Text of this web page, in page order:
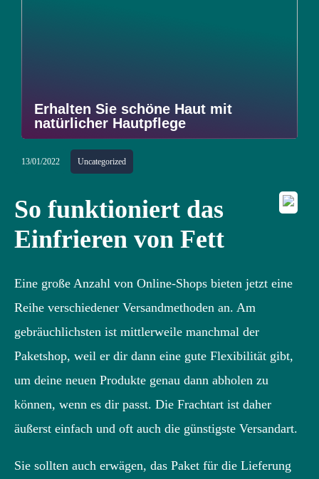
Erhalten Sie schöne Haut mit
natürlicher Hautpflege
13/01/2022 Uncategorized
So funktioniert das
Einfrieren von Fett
Eine große Anzahl von Online-Shops bieten jetzt eine
Reihe verschiedener Versandmethoden an. Am
gebräuchlichsten ist mittlerweile manchmal der
Paketshop, weil er dir dann eine gute Flexibilität gibt,
um deine neuen Produkte genau dann abholen zu
können, wenn es dir passt. Die Frachtart ist daher
äußerst einfach und oft auch die günstigste Versandart.
Sie sollten auch erwägen, das Paket für die Lieferung